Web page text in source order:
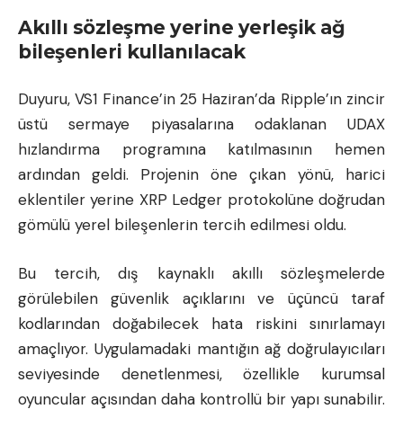
Akıllı sözleşme yerine yerleşik ağ
bileşenleri kullanılacak
Duyuru, VS1 Finance’in 25 Haziran’da Ripple’ın zincir
üstü sermaye piyasalarına odaklanan UDAX
hızlandırma programına katılmasının hemen
ardından geldi. Projenin öne çıkan yönü, harici
eklentiler yerine XRP Ledger protokolüne doğrudan
gömülü yerel bileşenlerin tercih edilmesi oldu.
Bu tercih, dış kaynaklı akıllı sözleşmelerde
görülebilen güvenlik açıklarını ve üçüncü taraf
kodlarından doğabilecek hata riskini sınırlamayı
amaçlıyor. Uygulamadaki mantığın ağ doğrulayıcıları
seviyesinde denetlenmesi, özellikle kurumsal
oyuncular açısından daha kontrollü bir yapı sunabilir.